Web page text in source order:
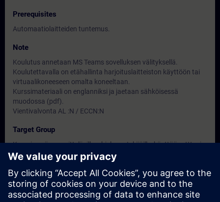
Prerequisites
Automaatiolaitteiden tuntemus.
Note
Koulutus annetaan MS Teams sovelluksen välityksellä.
Koulutettavalla on etähallinta harjoituslaitteiston käyttöön tai
virtuaalikoneeseen omalta koneeltaan.
Kurssimateriaali on englanniksi ja jaetaan sähköisessä
muodossa (pdf).
Vientivalvonta AL :N / ECCN:N
Target Group
Kurssi sopii suunnittelijoille, ohjelman tekijöille, käyttöönottto- ja
kunnossapitohenkilöille.
Dates And Registration